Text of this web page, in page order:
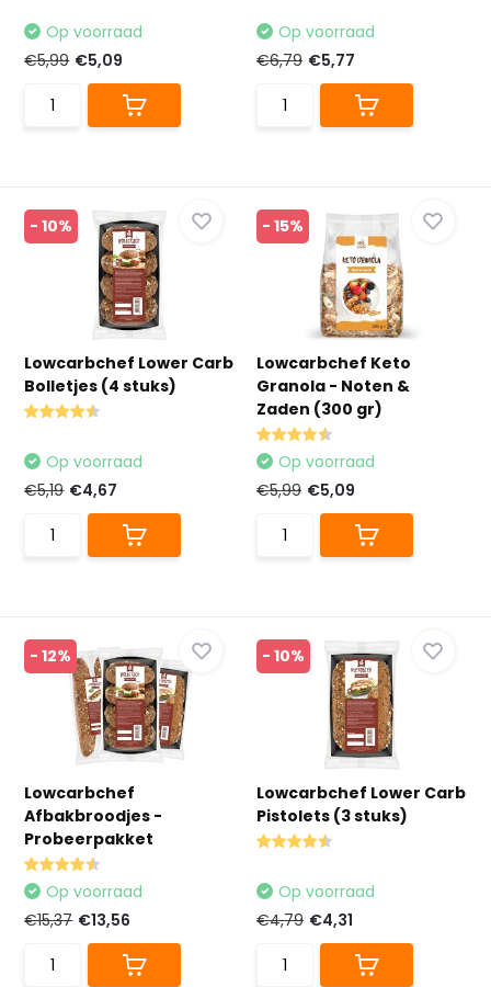
Op voorraad
€5,99 €5,09
Op voorraad
€6,79 €5,77
- 10%
Lowcarbchef Lower Carb
Bolletjes (4 stuks)
Op voorraad
€5,19 €4,67
- 15%
Lowcarbchef Keto
Granola - Noten &
Zaden (300 gr)
Op voorraad
€5,99 €5,09
- 12%
Lowcarbchef
Afbakbroodjes -
Probeerpakket
Op voorraad
€15,37 €13,56
- 10%
Lowcarbchef Lower Carb
Pistolets (3 stuks)
Op voorraad
€4,79 €4,31